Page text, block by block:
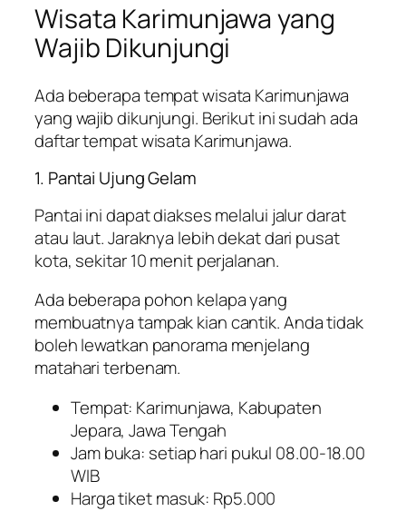
Wisata Karimunjawa yang
Wajib Dikunjungi
Ada beberapa tempat wisata Karimunjawa
yang wajib dikunjungi. Berikut ini sudah ada
daftar tempat wisata Karimunjawa.
1. Pantai Ujung Gelam
Pantai ini dapat diakses melalui jalur darat
atau laut. Jaraknya lebih dekat dari pusat
kota, sekitar 10 menit perjalanan.
Ada beberapa pohon kelapa yang
membuatnya tampak kian cantik. Anda tidak
boleh lewatkan panorama menjelang
matahari terbenam.
Tempat: Karimunjawa, Kabupaten
Jepara, Jawa Tengah
Jam buka: setiap hari pukul 08.00-18.00
WIB
Harga tiket masuk: Rp5.000